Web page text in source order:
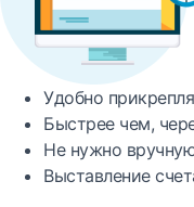
Удобно
Быстреечем,
Не нужно
Выставление